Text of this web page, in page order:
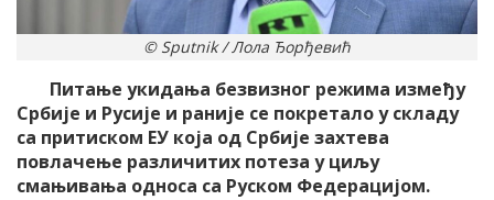
© Sputnik / Лола Ђорђевић
Питање укидања безвизног режима између
Србије и Русије и раније се покретало у складу
са притиском ЕУ која од Србије захтева
повлачење различитих потеза у циљу
смањивања односа са Руском Федерацијом.